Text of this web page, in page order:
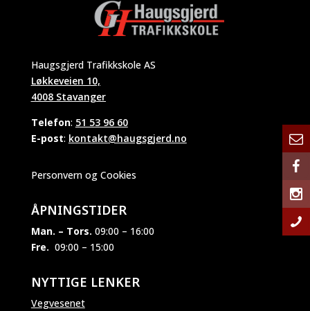
Haugsgjerd Trafikkskole AS
Løkkeveien 10,
4008 Stavanger
Telefon: 51 53 96 60
E-post: kontakt@haugsgjerd.no
Personvern og Cookies
ÅPNINGSTIDER
Man. – Tors. 09:00 – 16:00
Fre. 09:00 – 15:00
NYTTIGE LENKER
Vegvesenet